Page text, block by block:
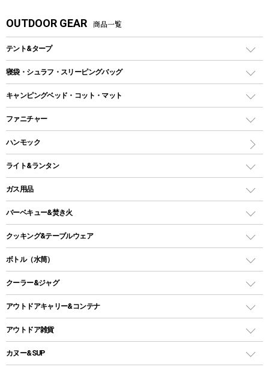
OUTDOOR GEAR 商品一覧
テント&タープ
テント
ツールームテント
ワンポールテント
シェルターテント
ロッジ型・オリジナルテント
タープ
スクエアタープ（レクタタープ）
メッシュタープ
自立式タープ
パラソル
テントアクセサリー
ペグ
寝袋・シュラフ・スリーピングバッグ
レクタングラー型（封筒型）シュラフ
インナーシュラフ
キャンピングベッド・コット・マット
キャンピングベッド・コット
インフレータブルマット
ファニチャー
アウトドアテーブル
レジャーシート
ハンモック
ライト&ランタン
LEDランタン
ガスランタン
オイルランタン
LEDライト
ヘッドライト
キャンドル
ガス用品
ガスバーナー
ガス缶
ガストーチ、ライター
バーベキュー&焚き火
バーベキューコンロ、グリル
焚き火台タイプ（ロースタイル）グリル
卓上タイプグリル
パーティータイプグリル
鉄板、アミ
クッキング&テーブルウェア
ダッチオーブン
ホットサンドメーカー
クッカーセット
シェラカップ
ボトル（水筒）
ステンレスボトル
コップ付きタイプ
ワンタッチタイプ
プラスチックボトル
クーラー&ジャグ
クーラーボックス
クーラーバッグ
ウォータージャグ
アウトドアキャリー&コンテナ
アウトドアキャリー
アウトドア雑貨
バックパック&バッグ
カヌー&SUP